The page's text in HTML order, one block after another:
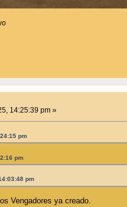
14:25:39 pm »
pm
pm
pm
Vengadores ya creado.